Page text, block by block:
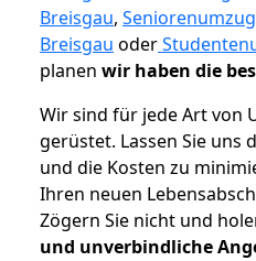
Breisgau,
Breisgau oder
planen wir haben die
Wir sind für jede Art von
gerüstet. Lassen Sie uns
und die Kosten zu
Ihren neuen
Zögern Sie nicht und
und unverbindliche